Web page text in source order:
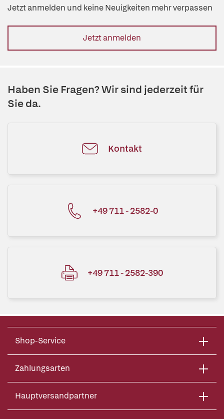
Jetzt anmelden und keine Neuigkeiten mehr verpassen
Jetzt anmelden
Haben Sie Fragen? Wir sind jederzeit für
Sie da.
Kontakt
+49 711 - 2582-0
+49 711 - 2582-390
Shop-Service
Zahlungsarten
Hauptversandpartner